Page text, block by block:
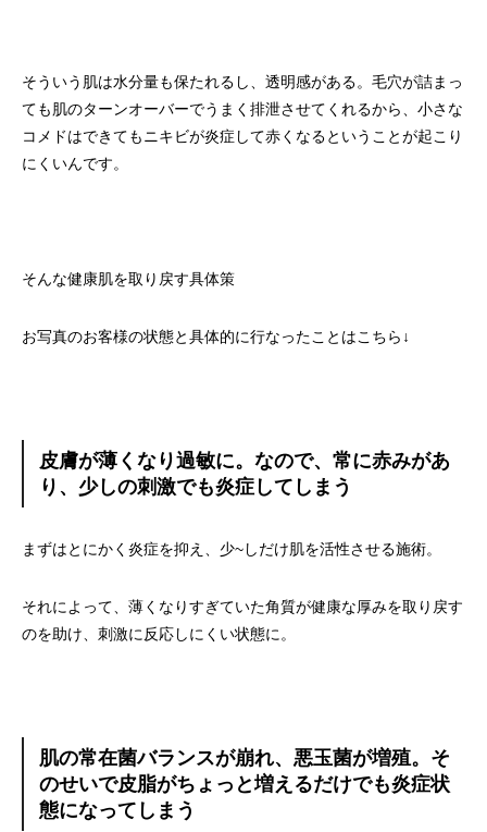
そういう肌は水分量も保たれるし、透明感がある。毛穴が詰まっ
ても肌のターンオーバーでうまく排泄させてくれるから、小さな
コメドはできてもニキビが炎症して赤くなるということが起こり
にくいんです。
そんな健康肌を取り戻す具体策
お写真のお客様の状態と具体的に行なったことはこちら↓
皮膚が薄くなり過敏に。なので、常に赤みがあ
り、少しの刺激でも炎症してしまう
まずはとにかく炎症を抑え、少~しだけ肌を活性させる施術。
それによって、薄くなりすぎていた角質が健康な厚みを取り戻す
のを助け、刺激に反応しにくい状態に。
肌の常在菌バランスが崩れ、悪玉菌が増殖。そ
のせいで皮脂がちょっと増えるだけでも炎症状
態になってしまう